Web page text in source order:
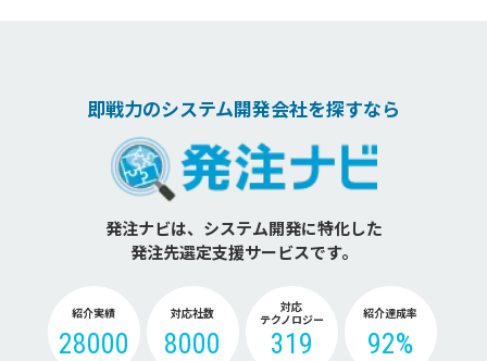
即戦力のシステム開発会社を探すなら
発注ナビは、システム開発に特化した
発注先選定支援サービスです。
紹介実績
28000
対応社数
8000
対応
テクノロジー
319
紹介達成率
92%